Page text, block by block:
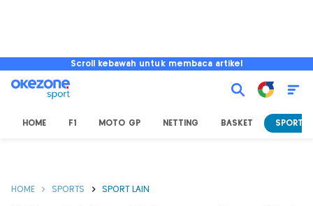
Scroll kebawah untuk membaca artikel
HOME F1 MOTO GP NETTING BASKET SPORT
HOME SPORTS SPORT LAIN